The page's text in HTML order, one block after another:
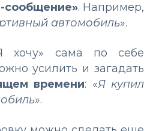
сообщение». Например,
автомобиль».
хочу» сама по себе
усилить и загадать
времени: «Я купил
».